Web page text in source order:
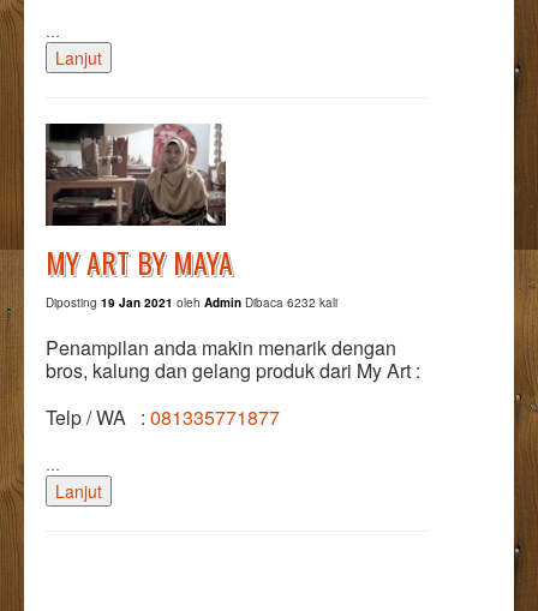
…
Lanjut
MY ART BY MAYA
Diposting 19 Jan 2021 oleh Admin Dibaca 6232 kali
Penampilan anda makin menarik dengan
bros, kalung dan gelang produk dari My Art :
Telp / WA : 081335771877
…
Lanjut